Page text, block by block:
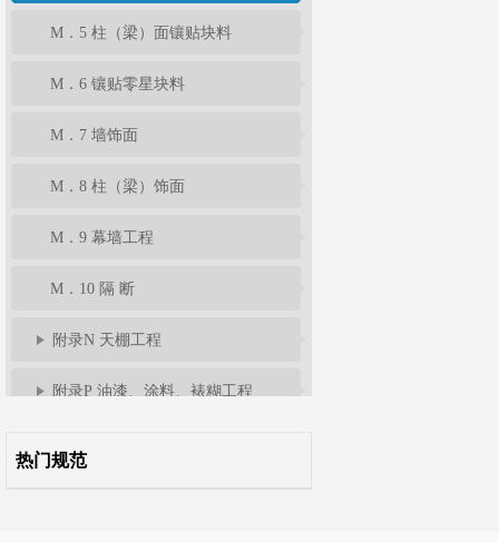
M．5 柱（梁）面镶贴块料
M．6 镶贴零星块料
M．7 墙饰面
M．8 柱（梁）饰面
M．9 幕墙工程
M．10 隔 断
附录N 天棚工程
附录P 油漆、涂料、裱糊工程
热门规范